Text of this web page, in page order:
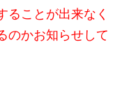
ることが出来なく
のかお知らせして